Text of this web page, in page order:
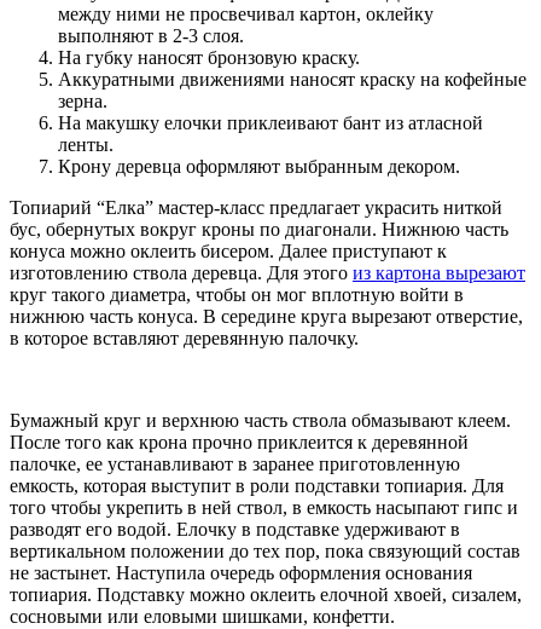
между ними не просвечивал картон, оклейку
выполняют в 2-3 слоя.
На губку наносят бронзовую краску.
Аккуратными движениями наносят краску на кофейные
зерна.
На макушку елочки приклеивают бант из атласной
ленты.
Крону деревца оформляют выбранным декором.
Топиарий “Елка” мастер-класс предлагает украсить ниткой
бус, обернутых вокруг кроны по диагонали. Нижнюю часть
конуса можно оклеить бисером. Далее приступают к
изготовлению ствола деревца. Для этого из картона вырезают
круг такого диаметра, чтобы он мог вплотную войти в
нижнюю часть конуса. В середине круга вырезают отверстие,
в которое вставляют деревянную палочку.
Бумажный круг и верхнюю часть ствола обмазывают клеем.
После того как крона прочно приклеится к деревянной
палочке, ее устанавливают в заранее приготовленную
емкость, которая выступит в роли подставки топиария. Для
того чтобы укрепить в ней ствол, в емкость насыпают гипс и
разводят его водой. Елочку в подставке удерживают в
вертикальном положении до тех пор, пока связующий состав
не застынет. Наступила очередь оформления основания
топиария. Подставку можно оклеить елочной хвоей, сизалем,
сосновыми или еловыми шишками, конфетти.